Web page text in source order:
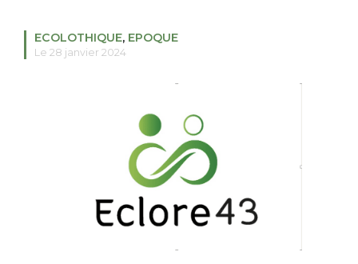
ROSÉE DE MAI
RECHERCHER
S'ABONNER
S'INSCRIRE À LA NEWSLETTER
FACEBOOKINSTAGRAM
LINKEDIN
ECOLOTHIQUE, EPOQUE
Le 28 janvier 2024